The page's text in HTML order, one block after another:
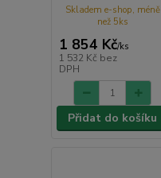
1 854 Kč/ks
1 532 Kč bez
DPH
Skladem e-shop, méně
než 5ks
Přidat do košíku